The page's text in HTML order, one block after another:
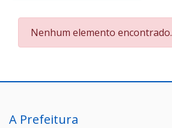
Nenhum elemento encontrado.
A Prefeitura